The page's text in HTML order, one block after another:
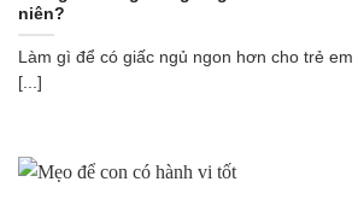
niên?
Làm gì để có giấc ngủ ngon hơn cho trẻ
[...]